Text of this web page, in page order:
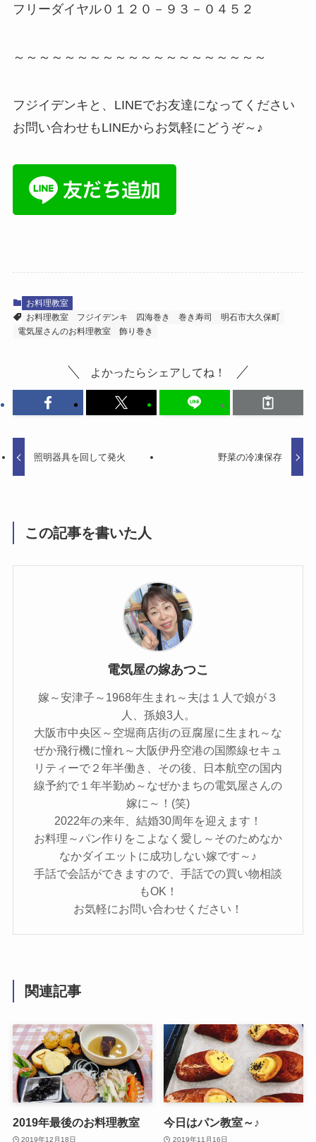
フリーダイヤル０１２０－９３－０４５２
～～～～～～～～～～～～～～～～～～～～
フジイデンキと、LINEでお友達になってください
お問い合わせもLINEからお気軽にどうぞ～♪
お料理教室
お料理教室
フジイデンキ 四海巻き 巻き寿司
明石市大久保町
電気屋さんのお料理教室
飾り巻き
よかったらシェアしてね！
照明器具を回して発火 野菜の冷凍保存
この記事を書いた人
電気屋の嫁あつこ
嫁～安津子～1968年生まれ～夫は１人で娘が３
人、孫娘3人。
大阪市中央区～空堀商店街の豆腐屋に生まれ～な
ぜか飛行機に憧れ～大阪伊丹空港の国際線セキュ
リティーで２年半働き、その後、日本航空の国内
線予約で１年半勤め～なぜかまちの電気屋さんの
嫁に～！(笑)
2022年の来年、結婚30周年を迎えます！
お料理～パン作りをこよなく愛し～そのためなか
なかダイエットに成功しない嫁です～♪
手話で会話ができますので、手話での買い物相談
もOK！
お気軽にお問い合わせください！
関連記事
2019年最後のお料理教室
2019年12月18日
今日はパン教室～♪
2019年11月16日